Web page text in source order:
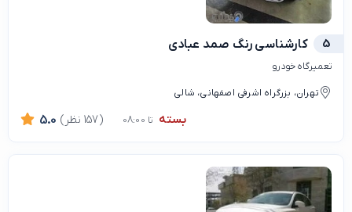
5 کارشناسی رنگ صمد عبادی
تعمیرگاه خودرو
تهران، بزرگراه اشرفی اصفهانی، شالی
بسته تا 08:00 5.0 (157 نظر)